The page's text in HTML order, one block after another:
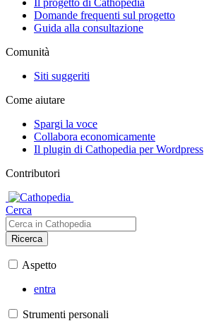
Il progetto di Cathopedia
Domande frequenti sul progetto
Guida alla consultazione
Comunità
Siti suggeriti
Come aiutare
Spargi la voce
Collabora economicamente
Il plugin di Cathopedia per Wordpress
Contributori
Cerca
Ricerca
Aspetto
entra
Strumenti personali